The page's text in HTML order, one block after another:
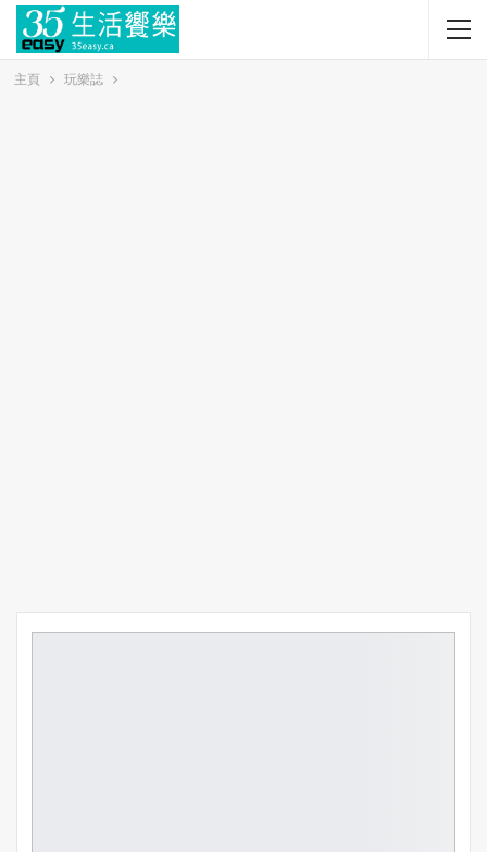
主頁 玩樂誌